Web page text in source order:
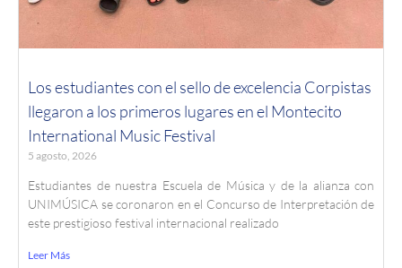
Los estudiantes con el sello de excelencia Corpistas
llegaron a los primeros lugares en el Montecito
International Music Festival
5 agosto, 2026
Estudiantes de nuestra Escuela de Música y de la alianza con
UNIMÚSICA se coronaron en el Concurso de Interpretación de
este prestigioso festival internacional realizado
Leer Más